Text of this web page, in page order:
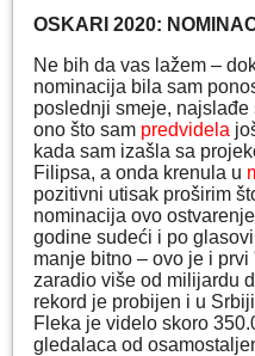
OSKARI 2020:
Ne bih da vas lažem –
nominacija bila sam
poslednji smeje,
ono što sam predvidela
kada sam izašla sa
Filipsa, a onda krenula u
pozitivni utisak proširim
nominacija ovo
godine sudeći i po
manje bitno – ovo je i
zaradio više od milijardu
rekord je probijen i u
Fleka je videlo skoro
gledalaca od